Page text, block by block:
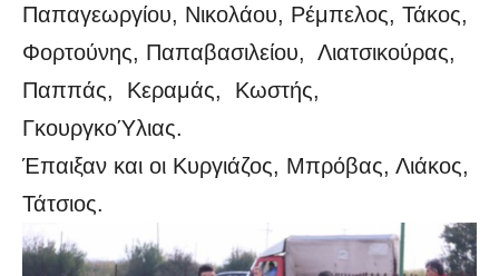
Παπαγεωργίου, Νικολάου, Ρέμπελος, Τάκος,
Φορτούνης, Παπαβασιλείου, Λιατσικούρας,
Παππάς, Κεραμάς, Κωστής,
ΓκουργκοΎλιας.
Έπαιξαν και οι Κυργιάζος, Μπρόβας, Λιάκος,
Τάτσιος.